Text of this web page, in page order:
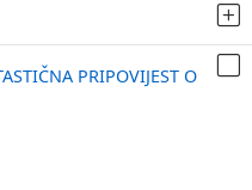
PRIPOVIJEST O